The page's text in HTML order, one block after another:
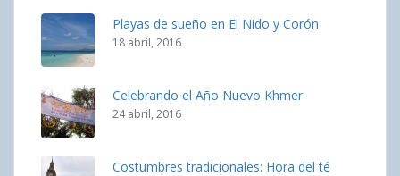
Playas de sueño en El Nido y Corón
18 abril, 2016
Celebrando el Año Nuevo Khmer
24 abril, 2016
Costumbres tradicionales: Hora del té